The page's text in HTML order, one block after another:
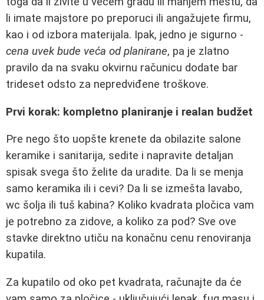
li imate majstore po preporuci ili angažujete firmu,
kao i od izbora materijala. Ipak, jedno je sigurno -
cena uvek bude veća od planirane, pa je zlatno
pravilo da na svaku okvirnu računicu dodate bar
trideset odsto za nepredviđene troškove.
Prvi korak: kompletno planiranje i realan budžet
Pre nego što uopšte krenete da obilazite salone
keramike i sanitarija, sedite i napravite detaljan
spisak svega što želite da uradite. Da li se menja
samo keramika ili i cevi? Da li se izmešta lavabo,
wc šolja ili tuš kabina? Koliko kvadrata pločica vam
je potrebno za zidove, a koliko za pod? Sve ove
stavke direktno utiču na konačnu cenu renoviranja
kupatila.
Za kupatilo od oko pet kvadrata, računajte da će